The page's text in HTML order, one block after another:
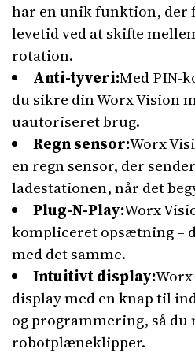
har en unik funktion, der
levetid ved at skifte
rotation.
Anti-tyveri:Med PIN-
du sikre din Worx Vision
uautoriseret brug.
Regn sensor:Worx
en regn sensor, der
ladestationen, når det
Plug-N-Play:Worx
kompliceret opsætning –
med det samme.
Intuitivt display:
display med en knap til
og programmering, så
robotplæneklipper.